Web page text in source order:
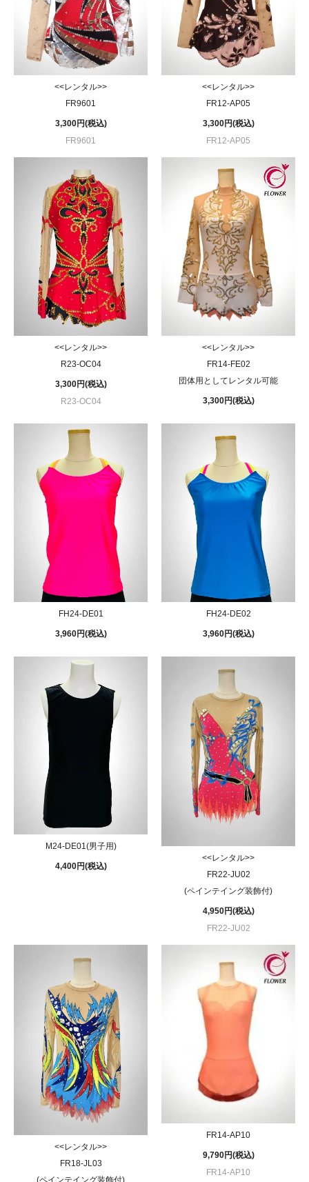
<<レンタル>>
FR9601
3,300円(税込)
FR9601
<<レンタル>>
FR12-AP05
3,300円(税込)
FR12-AP05
<<レンタル>>
R23-OC04
3,300円(税込)
R23-OC04
<<レンタル>>
FR14-FE02
団体用としてレンタル可能
3,300円(税込)
FH24-DE01
3,960円(税込)
FH24-DE02
3,960円(税込)
M24-DE01(男子用)
4,400円(税込)
<<レンタル>>
FR22-JU02
(ペインテイング装飾付)
4,950円(税込)
FR22-JU02
<<レンタル>>
FR18-JL03
(ペインテイング装飾付)
FR14-AP10
9,790円(税込)
FR14-AP10